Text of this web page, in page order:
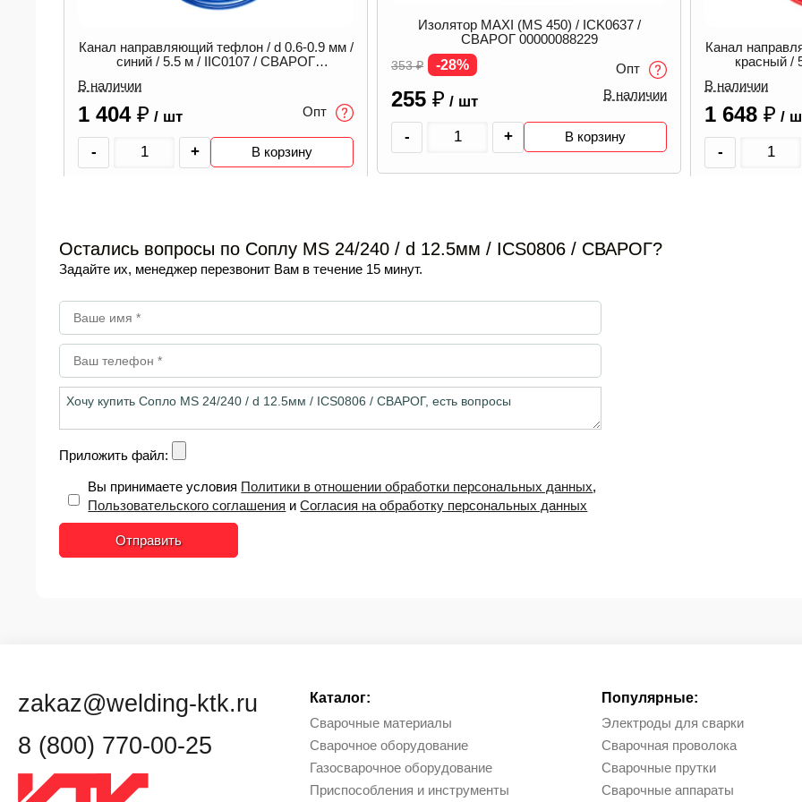
СВАРОГ 00000088229
-28%
255₽
Опт
- + В корзину
Канал направляющий тефлон / d 1.0-1.2 мм /
красный / 5.5 м / IIC0167 / СВАРОГ
1 648₽
- + В корзину
-23%
48₽
-
Остались вопросы по Соплу MS 24/240 / d 12.5мм / ICS0806 / СВАРОГ?
Задайте их, менеджер перезвонит Вам в течение 15 минут.
Приложить файл:
Вы принимаете условия Политики в отношении обработки персональных данных,
Пользовательского соглашения иСогласия на обработку персональных данных
Отправить
zakaz@welding-ktk.ru
8 (800) 770-00-25
Каталог:
Сварочные материалы
Сварочное оборудование
Газосварочное оборудование
Приcпособления и инструменты
Популярные:
Электроды для сварки
Сварочная проволока
Сварочные прутки
Сварочные аппараты